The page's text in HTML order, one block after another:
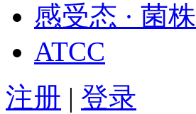
感受态 · 菌株
ATCC
注册 | 登录